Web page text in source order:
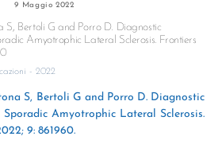
9 Maggio 2022
S, Bertoli G and Porro D. Diagnostic
Amyotrophic Lateral Sclerosis. Frontiers
- 2022
S, Bertoli G and Porro D. Diagnostic
Amyotrophic Lateral Sclerosis.
9: 861960.